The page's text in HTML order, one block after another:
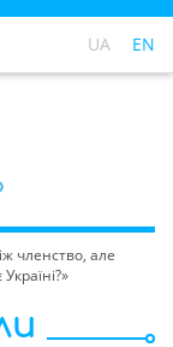
UA EN
членство, але